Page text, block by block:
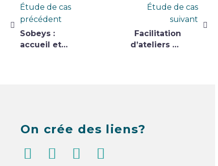
Navigation
de
l’article
Étude de cas
précédent
Sobeys :
accueil et
Étude de cas
suivant
Facilitation
d’ateliers et
On crée des liens?